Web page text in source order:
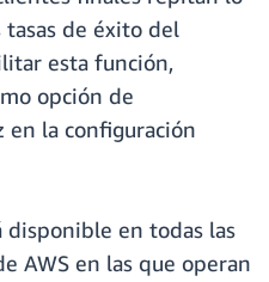
de éxito del
esta función,
opción de
en la configuración
disponible en todas las
AWS en las que operan